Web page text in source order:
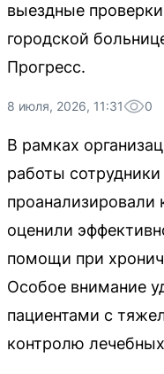
выездные
городской
Прогресс.
8 июля, 2026, 11:31 0
В рамках
работы
проанализировали
оценили
помощи при
Особое внимание
пациентами с
контролю